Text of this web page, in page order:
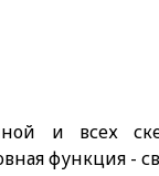
и всех
функция -